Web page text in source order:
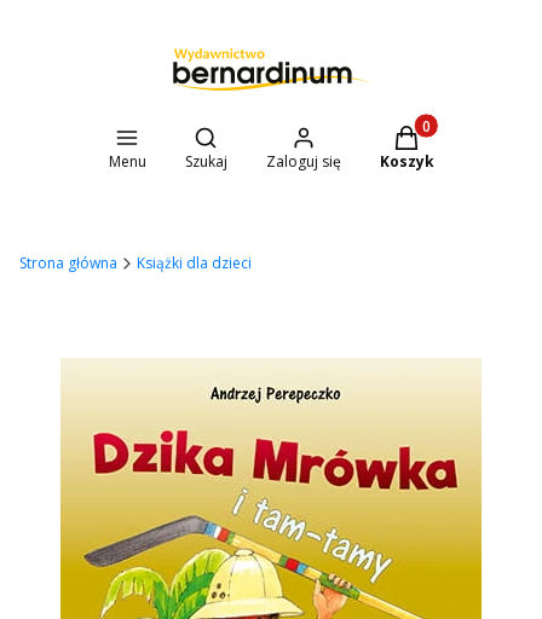
Menu
Otwórz wyszukiwarkę
Szukaj Zaloguj się
Produkty w
Koszyk
Strona główna Książki dla dzieci